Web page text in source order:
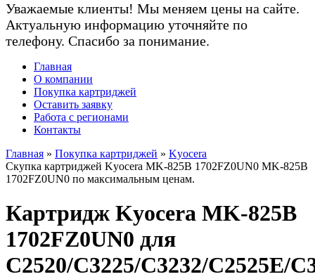
Уважаемые клиенты! Мы меняем цены на сайте.
Актуальную информацию уточняйте по
телефону. Спасибо за понимание.
Главная
О компании
Покупка картриджей
Оставить заявку
Работа с регионами
Контакты
Главная » Покупка картриджей » Kyocera
Скупка картриджей Kyocera MK-825B 1702FZ0UN0 MK-825B
1702FZ0UN0 по максимальным ценам.
Картридж Kyocera MK-825B
1702FZ0UN0 для
C2520/C3225/C3232/C2525E/